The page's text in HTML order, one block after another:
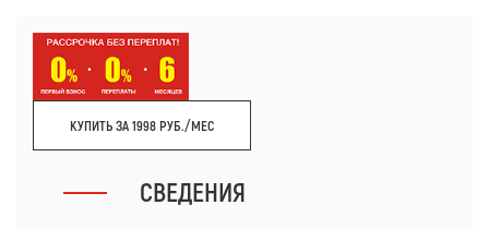
КУПИТЬ ЗА 1998 РУБ./МЕС
СВЕДЕНИЯ